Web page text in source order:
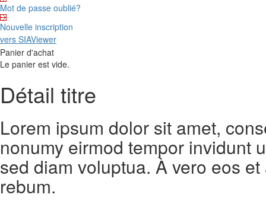
Mot de passe oublié?
Nouvelle inscription
vers SIAViewer
Panier d'achat
Le panier est vide.
Détail titre
Lorem ipsum dolor sit amet,
nonumy eirmod tempor invidunt
sed diam voluptua. À vero eos
rebum.